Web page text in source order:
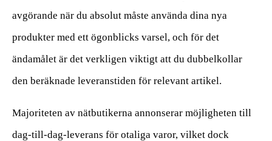
avgörande när du absolut måste använda dina nya
produkter med ett ögonblicks varsel, och för det
ändamålet är det verkligen viktigt att du dubbelkollar
den beräknade leveranstiden för relevant artikel.
Majoriteten av nätbutikerna annonserar möjligheten till
dag-till-dag-leverans för otaliga varor, vilket dock